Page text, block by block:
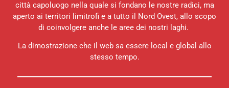
città capoluogo nella quale si fondano le nostre radici, ma
aperto ai territori limitrofi e a tutto il Nord Ovest, allo scopo
di coinvolgere anche le aree dei nostri laghi.
La dimostrazione che il web sa essere local e global allo
stesso tempo.